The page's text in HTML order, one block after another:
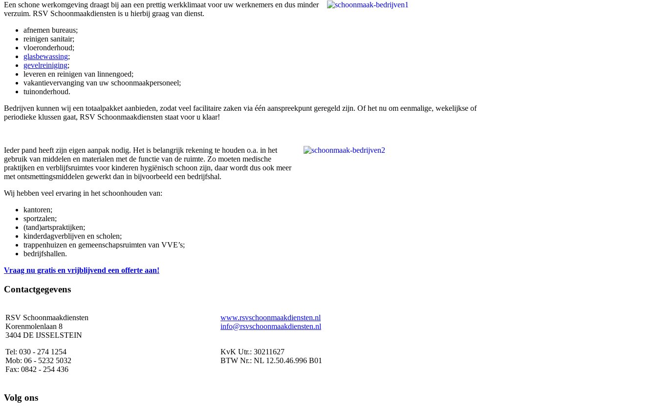
Een schone werkomgeving draagt bij aan een prettig werkklimaat voor uw werknemers en dus minder
verzuim. RSV Schoonmaakdiensten is u hierbij graag van dienst.
afnemen bureaus;
reinigen sanitair;
vloeronderhoud;
glasbewassing;
gevelreiniging;
leveren en reinigen van linnengoed;
vakantievervanging van uw schoonmaakpersoneel;
tuinonderhoud.
Bedrijven kunnen wij een totaalpakket aanbieden, zodat veel facilitaire zaken via één aanspreekpunt geregeld zijn. Of het nu om eenmalige, wekelijkse of
periodieke klussen gaat, RSV Schoonmaakdiensten staat voor u klaar!
Ieder pand heeft zijn eigen aanpak nodig. Het is belangrijk rekening te houden o.a. in het
gebruik van middelen en materialen met de functie van de ruimte. Zo moeten medische
praktijken en verblijfsruimtes voor kinderen hygiënisch schoon zijn, daar wordt dus ook meer
met ontsmettingsmiddelen gewerkt dan in bijvoorbeeld een bedrijfshal.
Wij hebben veel ervaring in het schoonhouden van:
kantoren;
sportzalen;
(tand)artspraktijken;
kinderdagverblijven en scholen;
trappenhuizen en gemeenschapsruimten van VVE’s;
bedrijfshallen.
Vraag nu gratis en vrijblijvend een offerte aan!
Contactgegevens
RSV Schoonmaakdiensten
Korenmolenlaan 8
3404 DE IJSSELSTEIN
Tel: 030 - 274 1254
Mob: 06 - 5232 5032
Fax: 0842 - 254 436
www.rsvschoonmaakdiensten.nl
info@rsvschoonmaakdiensten.nl
KvK Utr.: 30211627
BTW Nr.: NL 12.50.46.996 B01
Volg ons